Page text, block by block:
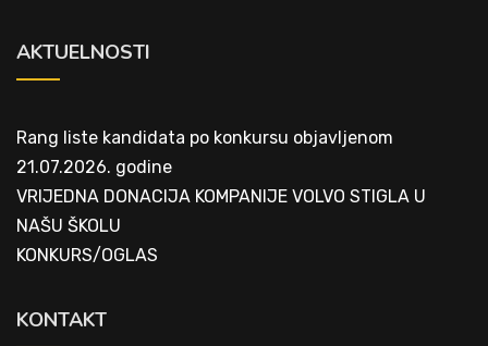
AKTUELNOSTI
Rang liste kandidata po konkursu objavljenom
21.07.2026. godine
VRIJEDNA DONACIJA KOMPANIJE VOLVO STIGLA U
NAŠU ŠKOLU
KONKURS/OGLAS
KONTAKT